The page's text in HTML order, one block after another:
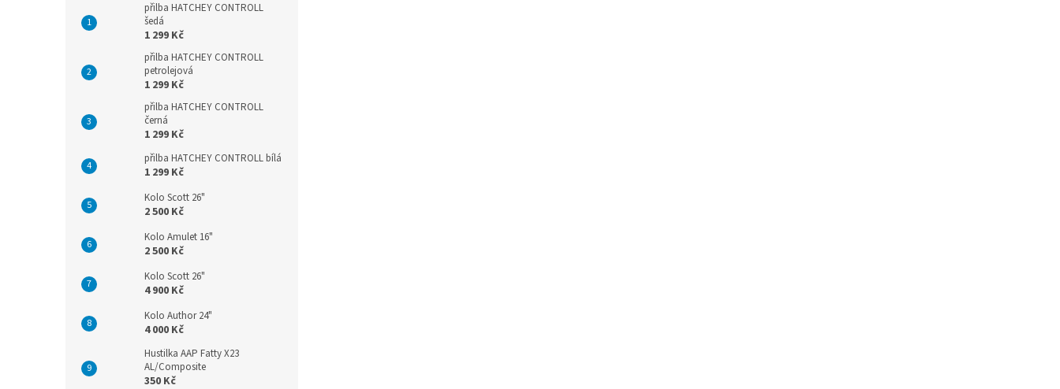
přilba HATCHEY CONTROLL
šedá
1 299 Kč
přilba HATCHEY CONTROLL
petrolejová
1 299 Kč
přilba HATCHEY CONTROLL
černá
1 299 Kč
přilba HATCHEY CONTROLL bílá
1 299 Kč
Kolo Scott 26"
2 500 Kč
Kolo Amulet 16"
2 500 Kč
Kolo Scott 26"
4 900 Kč
Kolo Author 24"
4 000 Kč
Hustilka AAP Fatty X23
AL/Composite
350 Kč